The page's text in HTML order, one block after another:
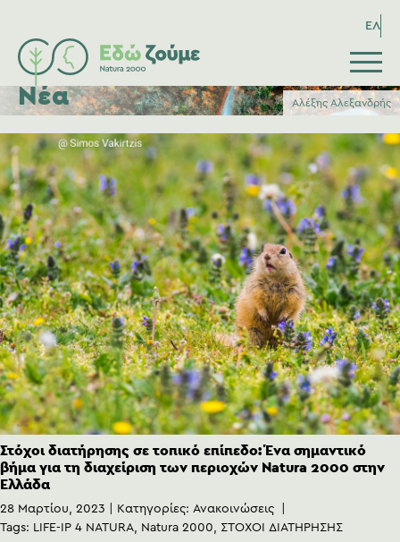
ΕΛ
Νέα Αλέξης Αλεξανδρής
Στόχοι διατήρησης σε τοπικό επίπεδο: Ένα σημαντικό
βήμα για τη διαχείριση των περιοχών Natura 2000 στην
Ελλάδα
28 Μαρτίου, 2023 Κατηγορίες: Ανακοινώσεις
Tags: LIFE-IP 4 NATURA Natura 2000 ΣΤΟΧΟΙ ΔΙΑΤΗΡΗΣΗΣ